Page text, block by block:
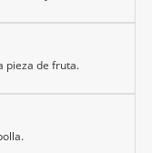
pieza de fruta.